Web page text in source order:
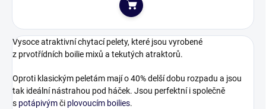
Do košíku
Vysoce atraktivní chytací pelety, které jsou vyrobené
z prvotřídních boilie mixů a tekutých atraktorů.
Oproti klasickým peletám mají o 40% delší dobu rozpadu a jsou
tak ideální nástrahou pod háček. Jsou perfektní i společně
s potápivýmči plovoucím boilies.